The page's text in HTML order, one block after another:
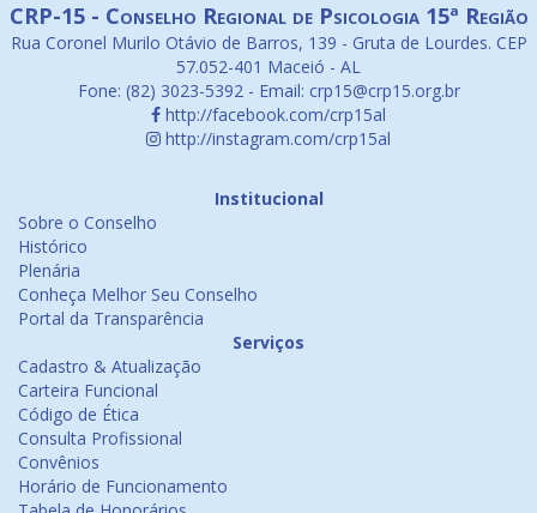
CRP-15 - Conselho Regional de Psicologia 15ª Região
Rua Coronel Murilo Otávio de Barros, 139 - Gruta de Lourdes. CEP
57.052-401 Maceió - AL
Fone: (82) 3023-5392 - Email: crp15@crp15.org.br
http://facebook.com/crp15al
http://instagram.com/crp15al
Institucional
Sobre o Conselho
Histórico
Plenária
Conheça Melhor Seu Conselho
Portal da Transparência
Serviços
Cadastro & Atualização
Carteira Funcional
Código de Ética
Consulta Profissional
Convênios
Horário de Funcionamento